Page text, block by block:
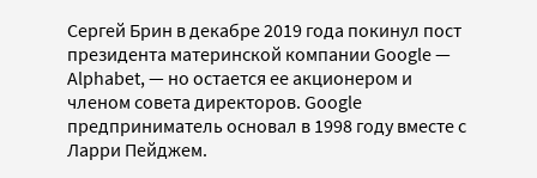
Сергей Брин в декабре 2019 года покинул пост
президента материнской компании Google —
Alphabet, — но остается ее акционером и
членом совета директоров. Google
предприниматель основал в 1998 году вместе с
Ларри Пейджем.